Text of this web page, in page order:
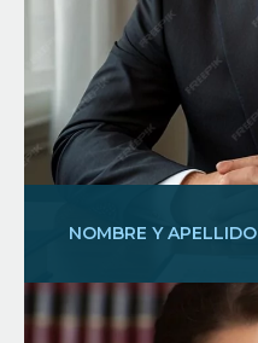
NOMBRE Y APELLIDO